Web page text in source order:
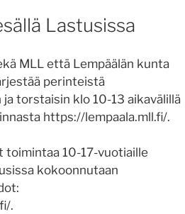
Lastusissa
MLL että Lempäälän kunta
perinteistä
torstaisin klo 10-13 aikavälillä
https://lempaala.mll.fi/.
toimintaa 10-17-vuotiaille
kokoonnutaan
.